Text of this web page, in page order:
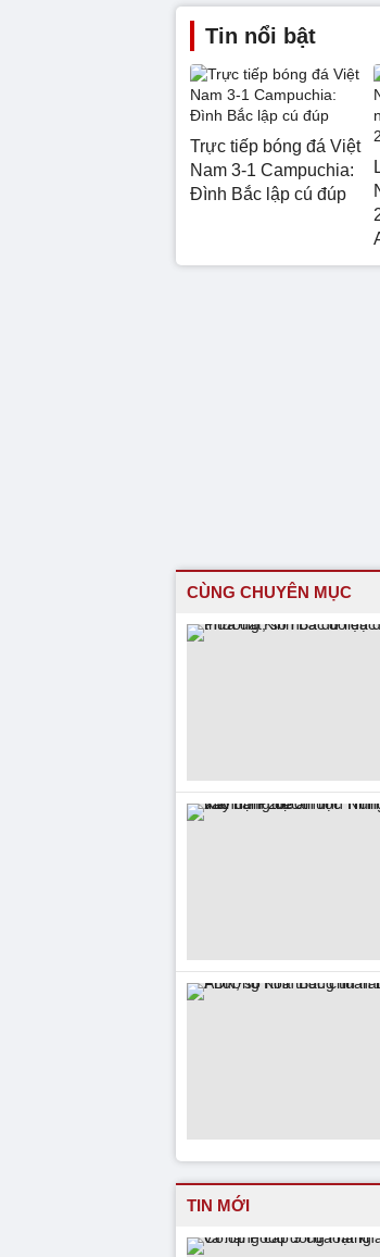
Tin nổi bật
Trực tiếp bóng đá Việt
Nam 3-1 Campuchia:
Đình Bắc lập cú đúp
CÙNG CHUYÊN MỤC
TIN MỚI